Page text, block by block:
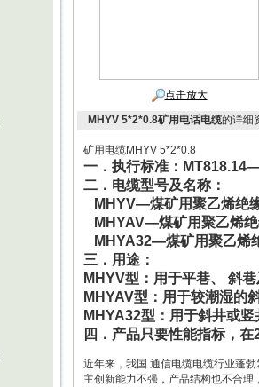
点击放大
MHYV 5*2*0.8矿用电话电缆的详细
矿用电缆MHYV 5*2*0.8
一．执行标准：
二．电缆型号及名称：
MHYV—煤矿用聚乙烯绝
MHYAV—煤矿用聚乙烯
MHYA32—煤矿用聚乙烯
三．用途：
MHYV型：用于平巷、 斜
MHYAV型：用于较潮湿的
MHYA32型：用于斜井或竖
四．产品只要性能指标，在
近年来，我国 通信电缆电缆行业蓬
主创新能力不强，产品结构也不合